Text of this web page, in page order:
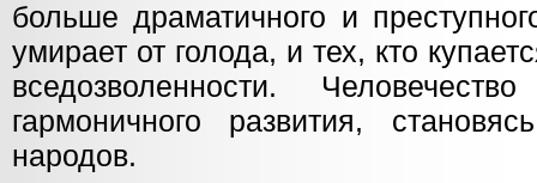
больше драматичного и
умирает от голода, и тех, кто
вседозволенности.
гармоничного развития,
народов.